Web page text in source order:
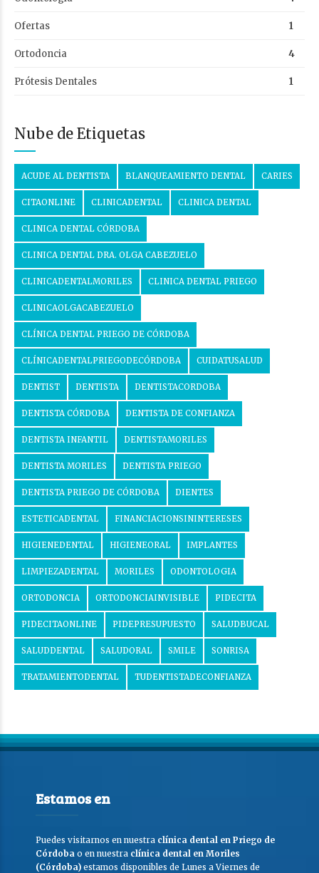
Ofertas 1
Ortodoncia 4
Prótesis Dentales 1
Nube de Etiquetas
ACUDE AL DENTISTA BLANQUEAMIENTO DENTAL CARIES
CITAONLINE CLINICADENTAL CLINICA DENTAL
CLINICA DENTAL CÓRDOBA
CLINICA DENTAL DRA. OLGA CABEZUELO
CLINICADENTALMORILES CLINICA DENTAL PRIEGO
CLINICAOLGACABEZUELO
CLÍNICA DENTAL PRIEGO DE CÓRDOBA
CLÍNICADENTALPRIEGODECÓRDOBA CUIDATUSALUD
DENTIST DENTISTA DENTISTACORDOBA
DENTISTA CÓRDOBA DENTISTA DE CONFIANZA
DENTISTA INFANTIL DENTISTAMORILES
DENTISTA MORILES DENTISTA PRIEGO
DENTISTA PRIEGO DE CÓRDOBA DIENTES
ESTETICADENTAL FINANCIACIONSININTERESES
HIGIENEDENTAL HIGIENEORAL IMPLANTES
LIMPIEZADENTAL MORILES ODONTOLOGIA
ORTODONCIA ORTODONCIAINVISIBLE PIDECITA
PIDECITAONLINE PIDEPRESUPUESTO SALUDBUCAL
SALUDDENTAL SALUDORAL SMILE SONRISA
TRATAMIENTODENTAL TUDENTISTADECONFIANZA
Estamos en
Puedes visitarnos en nuestra clínica dental en Priego de
Córdoba o en nuestra clínica dental en Moriles
(Córdoba) estamos disponibles de Lunes a Viernes de